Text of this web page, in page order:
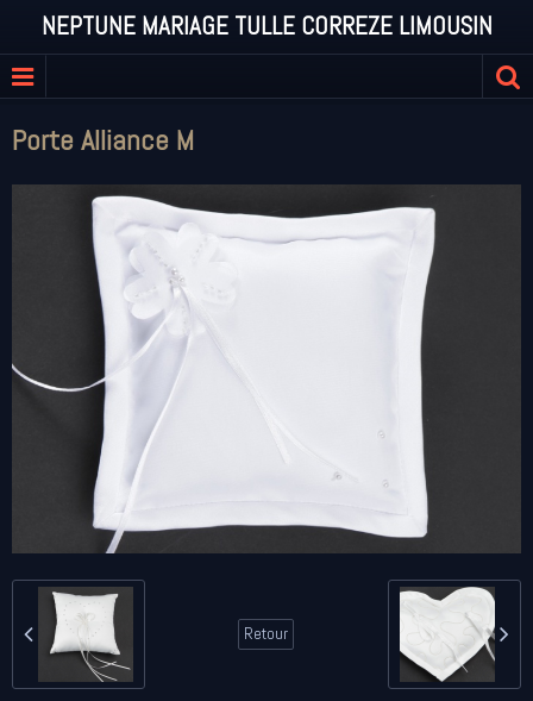
NEPTUNE MARIAGE TULLE CORREZE LIMOUSIN
Porte Alliance M
Retour